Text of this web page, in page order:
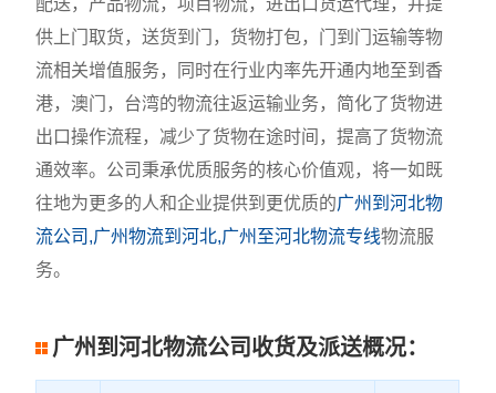
配送，产品物流，项目物流，进出口货运代理，并提
供上门取货，送货到门，货物打包，门到门运输等物
流相关增值服务，同时在行业内率先开通内地至到香
港，澳门，台湾的物流往返运输业务，简化了货物进
出口操作流程，减少了货物在途时间，提高了货物流
通效率。公司秉承优质服务的核心价值观，将一如既
往地为更多的人和企业提供到更优质的广州到河北物
流公司,广州物流到河北,广州至河北物流专线物流服
务。
广州到河北物流公司收货及派送概况：